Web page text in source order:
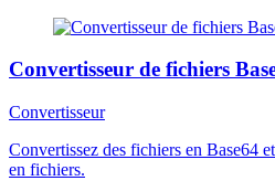
Convertisseur de fichiers
Convertisseur
Convertissez des fichiers en Base64
en fichiers.